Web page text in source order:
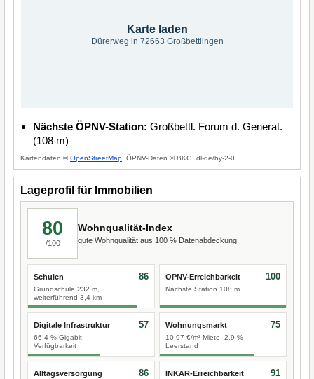
Karte laden
Dürerweg in 72663 Großbettlingen
Nächste ÖPNV-Station: Großbettl. Forum d. Generat.
(108 m)
Kartendaten ©OpenStreetMap , ÖPNV-Daten © BKG, dl-de/by-2-0.
Lageprofil für Immobilien
80
/100
Wohnqualität-Index
gute Wohnqualität aus 100 % Datenabdeckung.
Schulen
Grundschule 232 m,
weiterführend 3,4 km
86 ÖPNV-Erreichbarkeit
Nächste Station 108 m
100
Digitale Infrastruktur
66,4 % Gigabit-
Verfügbarkeit
57 Wohnungsmarkt
10,97 €/m² Miete, 2,9 %
Leerstand
75
Alltagsversorgung 86 INKAR-Erreichbarkeit 91